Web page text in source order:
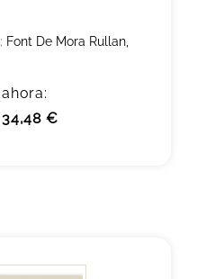
; Font De Mora Rullan,
ahora:
34,48 €